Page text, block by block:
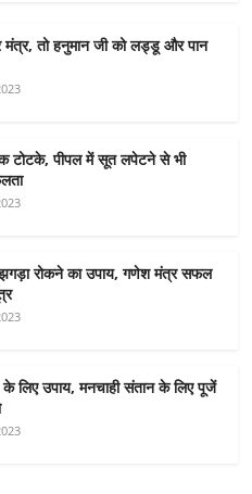
मंत्र, तो हनुमान जी को लड्डू और पान
टोटके, पीपल में सूत लपेटने से भी
रोकने का उपाय, गणेश मंत्र सफल
के लिए उपाय, मनचाही संतान के लिए पूजें